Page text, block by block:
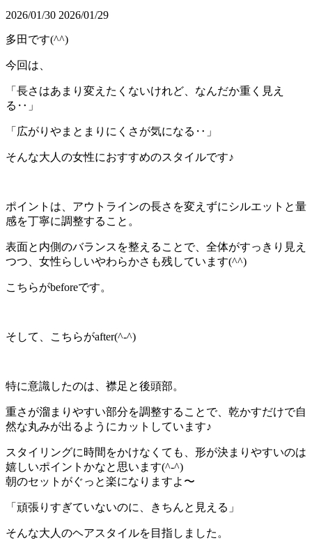
2026/01/30 2026/01/29
多田です(^^)
今回は、
「長さはあまり変えたくないけれど、なんだか重く見え
る‥」
「広がりやまとまりにくさが気になる‥」
そんな大人の女性におすすめのスタイルです♪
ポイントは、アウトラインの長さを変えずに シルエットと量
感を丁寧に調整すること。
表面と内側のバランス を整えることで、全体がすっきり 見え
つつ、女性らしいやわらかさも残しています(^^)
こちらがbeforeです。
そして、こちらがafter(^-^)
特に意識したのは、襟足と後頭部。
重さが溜まりやすい部分を調整することで、 乾かすだけで自
然な丸みが出るようにカットしています♪
スタイリングに時間をかけなくても、形が決まりやすいのは
嬉しいポイントかなと思います(^-^)
朝のセットがぐっと楽になりますよ〜
「頑張りすぎていないのに、きちんと見える」
そんな大人のヘアスタイルを目指しました。